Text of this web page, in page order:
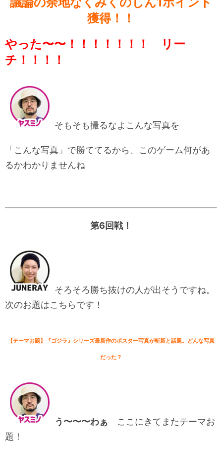
獲得！！
やった〜〜！！！！！！！ リー
チ！！！！
そもそも撮るなよこんな写真を
「こんな写真」で勝ててるから、このゲーム何があ
るかわかりませんね
第6回戦！
そろそろ勝ち抜けの人が出そうですね。
次のお題はこちらです！
【テーマお題】『ゴジラ』シリーズ最新作のポスター写真が斬新と話題。どんな写真
だった？
う〜〜〜わぁ ここにきてまたテーマお
題！